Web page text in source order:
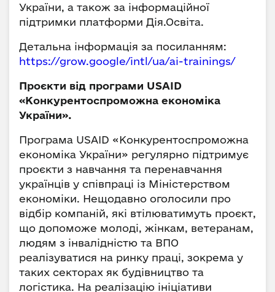
України, а також за інформаційної
підтримки платформи Дія.Освіта.
Детальна інформація за посиланням:
https://grow.google/intl/ua/ai-trainings/
Проєкти від програми USAID
«Конкурентоспроможна економіка
України».
Програма USAID «Конкурентоспроможна
економіка України» регулярно підтримує
проєкти з навчання та перенавчання
українців у співпраці із Міністерством
економіки. Нещодавно оголосили про
відбір компаній, які втілюватимуть проєкт,
що допоможе молоді, жінкам, ветеранам,
людям з інвалідністю та ВПО
реалізуватися на ринку праці, зокрема у
таких секторах як будівництво та
логістика. На реалізацію ініціативи